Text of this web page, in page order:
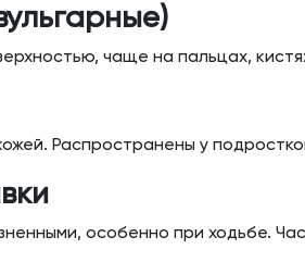
чаще на пальцах,
Распространены у
особенно при ходьбе.